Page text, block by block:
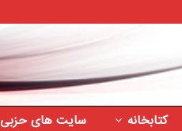
کتابخانه سایت های حزبی